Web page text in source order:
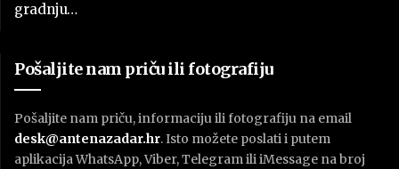
gradnju…
Pošaljite nam priču ili fotografiju
Pošaljite nam priču, informaciju ili fotografiju na email
desk@antenazadar.hr. Isto možete poslati i putem
aplikacija WhatsApp, Viber, Telegram ili iMessage na broj